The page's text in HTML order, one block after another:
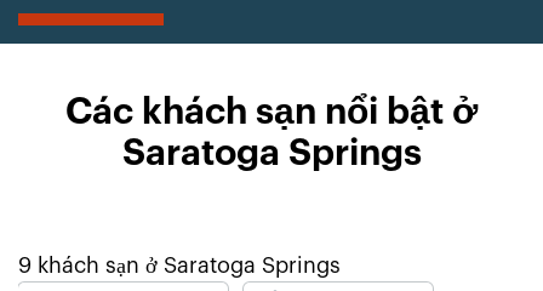
Các khách sạn nổi bật ở
Saratoga Springs
9 khách sạn ở Saratoga Springs